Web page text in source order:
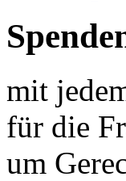
mit
für die
um